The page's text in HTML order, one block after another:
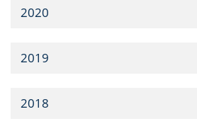
2020
2019
2018